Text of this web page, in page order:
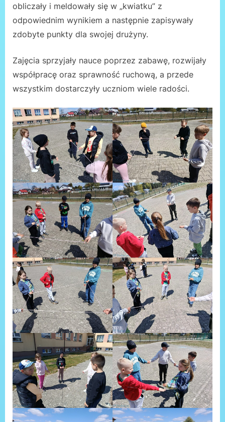
obliczały i meldowały się w „kwiatku” z
odpowiednim wynikiem a następnie zapisywały
zdobyte punkty dla swojej drużyny.
Zajęcia sprzyjały nauce poprzez zabawę, rozwijały
współpracę oraz sprawność ruchową, a przede
wszystkim dostarczyły uczniom wiele radości.